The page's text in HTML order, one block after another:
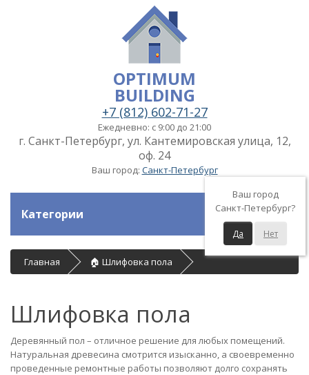
OPTIMUM
BUILDING
+7 (812) 602-71-27
Ежедневно: с 9:00 до 21:00
г. Санкт-Петербург, ул. Кантемировская улица, 12,
оф. 24
Ваш город: Санкт-Петербург
Ваш город
Санкт-Петербург?
Да Нет
Категории
Главная 🏠 Шлифовка пола
Шлифовка пола
Деревянный пол – отличное решение для любых помещений.
Натуральная древесина смотрится изысканно, а своевременно
проведенные ремонтные работы позволяют долго сохранять